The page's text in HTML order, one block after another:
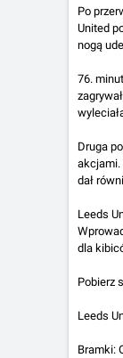
Po
United
nogą
76.
Druga
akcjami.
dał
Leeds
dla
Pobierz
Leeds
Bramki: